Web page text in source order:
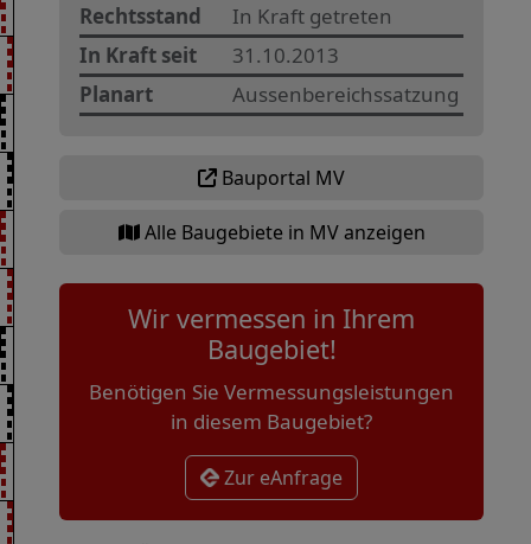
Rechtsstand
In Kraft getreten
In Kraft seit
31.10.2013
Planart
Aussenbereichssatzung
Bauportal MV
Alle Baugebiete in MV anzeigen
Wir vermessen in Ihrem
Baugebiet!
Benötigen Sie Vermessungsleistungen
in diesem Baugebiet?
Zur eAnfrage